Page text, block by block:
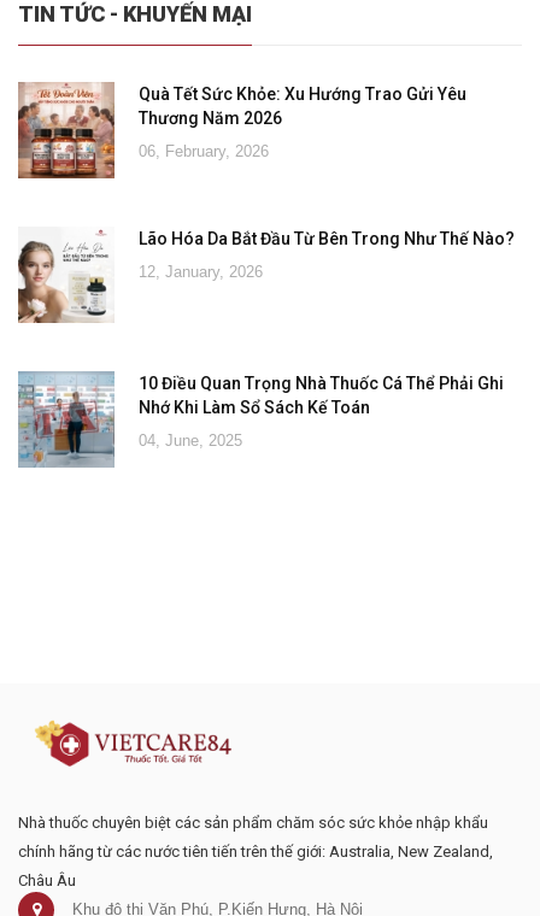
TIN TỨC - KHUYẾN MẠI
Quà Tết Sức Khỏe: Xu Hướng Trao Gửi Yêu
Thương Năm 2026
06, February, 2026
Lão Hóa Da Bắt Đầu Từ Bên Trong Như Thế Nào?
12, January, 2026
10 Điều Quan Trọng Nhà Thuốc Cá Thể Phải Ghi
Nhớ Khi Làm Sổ Sách Kế Toán
04, June, 2025
Nhà thuốc chuyên biệt các sản phẩm chăm sóc sức khỏe nhập khẩu
chính hãng từ các nước tiên tiến trên thế giới: Australia, New Zealand,
Châu Âu
Khu đô thị Văn Phú, P.Kiến Hưng, Hà Nội